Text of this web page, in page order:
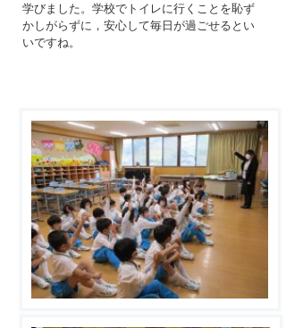
学びました。学校でトイレに行くことを恥ず
かしがらずに，安心して毎日が過ごせるとい
いですね。